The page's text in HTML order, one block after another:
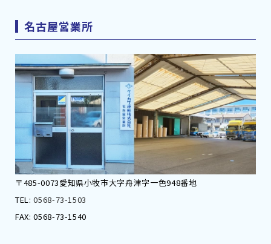
名古屋営業所
〒485-0073愛知県小牧市大字舟津字一色948番地
TEL:0568-73-1503
FAX: 0568-73-1540